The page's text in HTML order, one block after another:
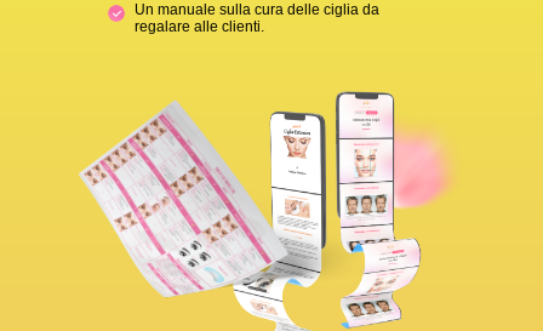
Un manuale sulla cura delle ciglia da
regalare alle clienti.